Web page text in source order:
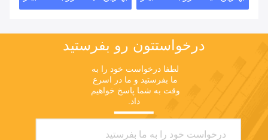
درخواستتون رو بفرستيد
ما بفرستید و ما در اسرع
داد.